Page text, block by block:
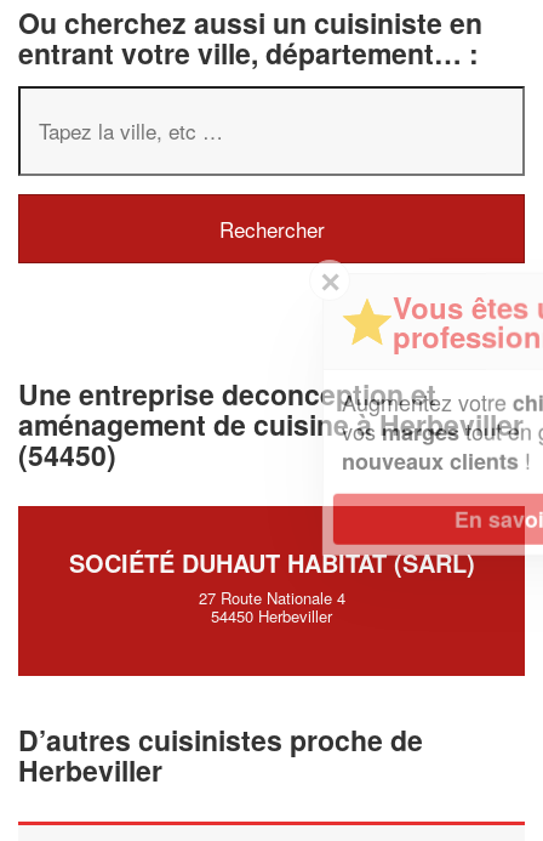
Ou cherchez aussi un cuisiniste en
entrant votre ville, département… :
Une entreprise deconception et
aménagement de cuisine à Herbeviller
(54450)
SOCIÉTÉ DUHAUT HABITAT (SARL)
27 Route Nationale 4
54450 Herbeviller
D’autres cuisinistes proche de
Herbeviller
Vous êtes un
professionnel ?
Augmentez votrechiffre d'affaireset
vosmargestout en gagnant de